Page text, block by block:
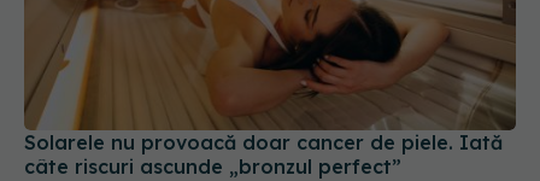
Solarele nu provoacă doar cancer de piele. Iată
câte riscuri ascunde „bronzul perfect”